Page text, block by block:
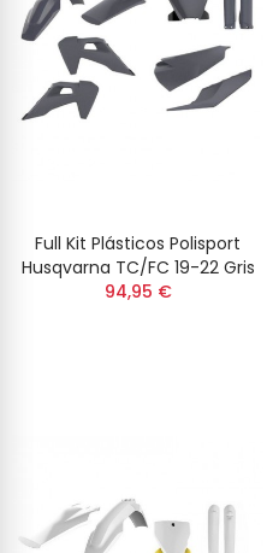
Full Kit Plásticos Polisport
Husqvarna TC/FC 19-22 Gris
94,95 €